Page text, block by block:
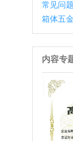
常见问题
箱体五金
内容专